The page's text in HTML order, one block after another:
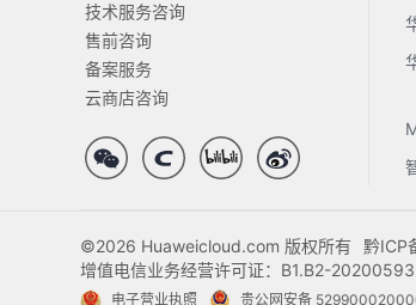
技术服务咨询
售前咨询
备案服务
云商店咨询
©2026 Huaweicloud.com 版权所有 黔ICP
增值电信业务经营许可证：B1.B2-
电子营业执照 贵公网安备